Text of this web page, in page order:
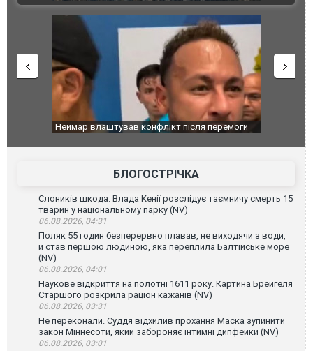
Мудрик провів перший матч за "Челсі" після
допінгової дискваліфікації. ВІДЕО
під
Франції
БЛОГОСТРІЧКА
Слоників шкода. Влада Кенії розслідує таємничу смерть 15
тварин у національному парку (NV)
06.08.2026, 04:31
Поляк 55 годин безперервно плавав, не виходячи з води,
й став першою людиною, яка переплила Балтійське море
(NV)
06.08.2026, 04:01
Наукове відкриття на полотні 1611 року. Картина Брейгеля
Старшого розкрила раціон кажанів (NV)
06.08.2026, 03:31
Не переконали. Суддя відхилив прохання Маска зупинити
закон Міннесоти, який забороняє інтимні дипфейки (NV)
06.08.2026, 03:01